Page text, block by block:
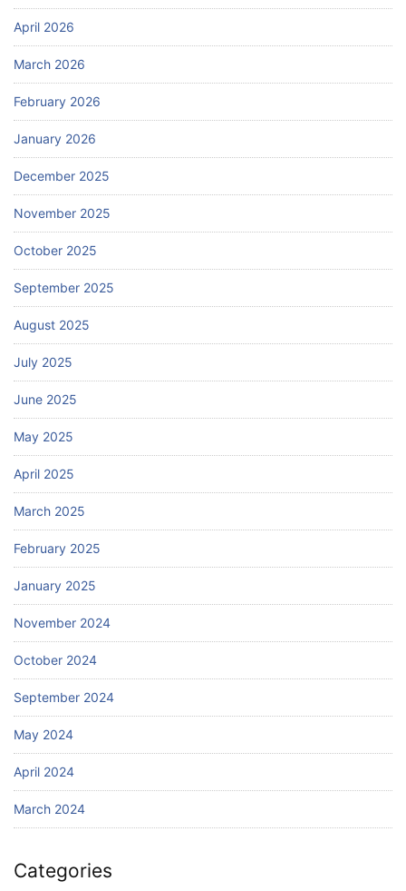
April 2026
March 2026
February 2026
January 2026
December 2025
November 2025
October 2025
September 2025
August 2025
July 2025
June 2025
May 2025
April 2025
March 2025
February 2025
January 2025
November 2024
October 2024
September 2024
May 2024
April 2024
March 2024
Categories